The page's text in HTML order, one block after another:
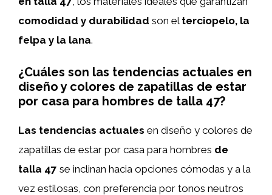
comodidad y durabilidad son el terciopelo, la
felpa y la lana.
¿Cuáles son las tendencias actuales en
diseño y colores de zapatillas de estar
por casa para hombres de talla 47?
Las tendencias actuales en diseño y colores de
zapatillas de estar por casa para hombres de
talla 47 se inclinan hacia opciones cómodas y a la
vez estilosas, con preferencia por tonos neutros